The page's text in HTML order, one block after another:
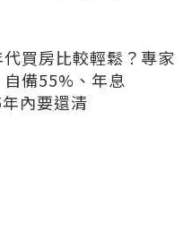
買房比較輕鬆？專家
備55%、年息
內要還清